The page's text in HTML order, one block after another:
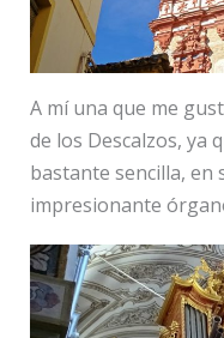
A mí una que me
de los Descalzos, ya
bastante sencilla,
impresionante